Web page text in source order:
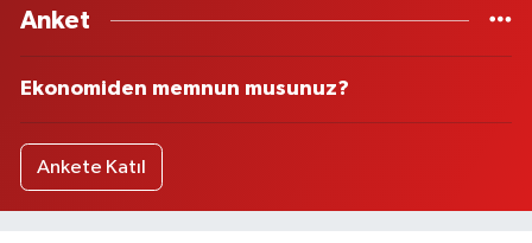
Anket
Ekonomiden memnun musunuz?
Ankete Katıl